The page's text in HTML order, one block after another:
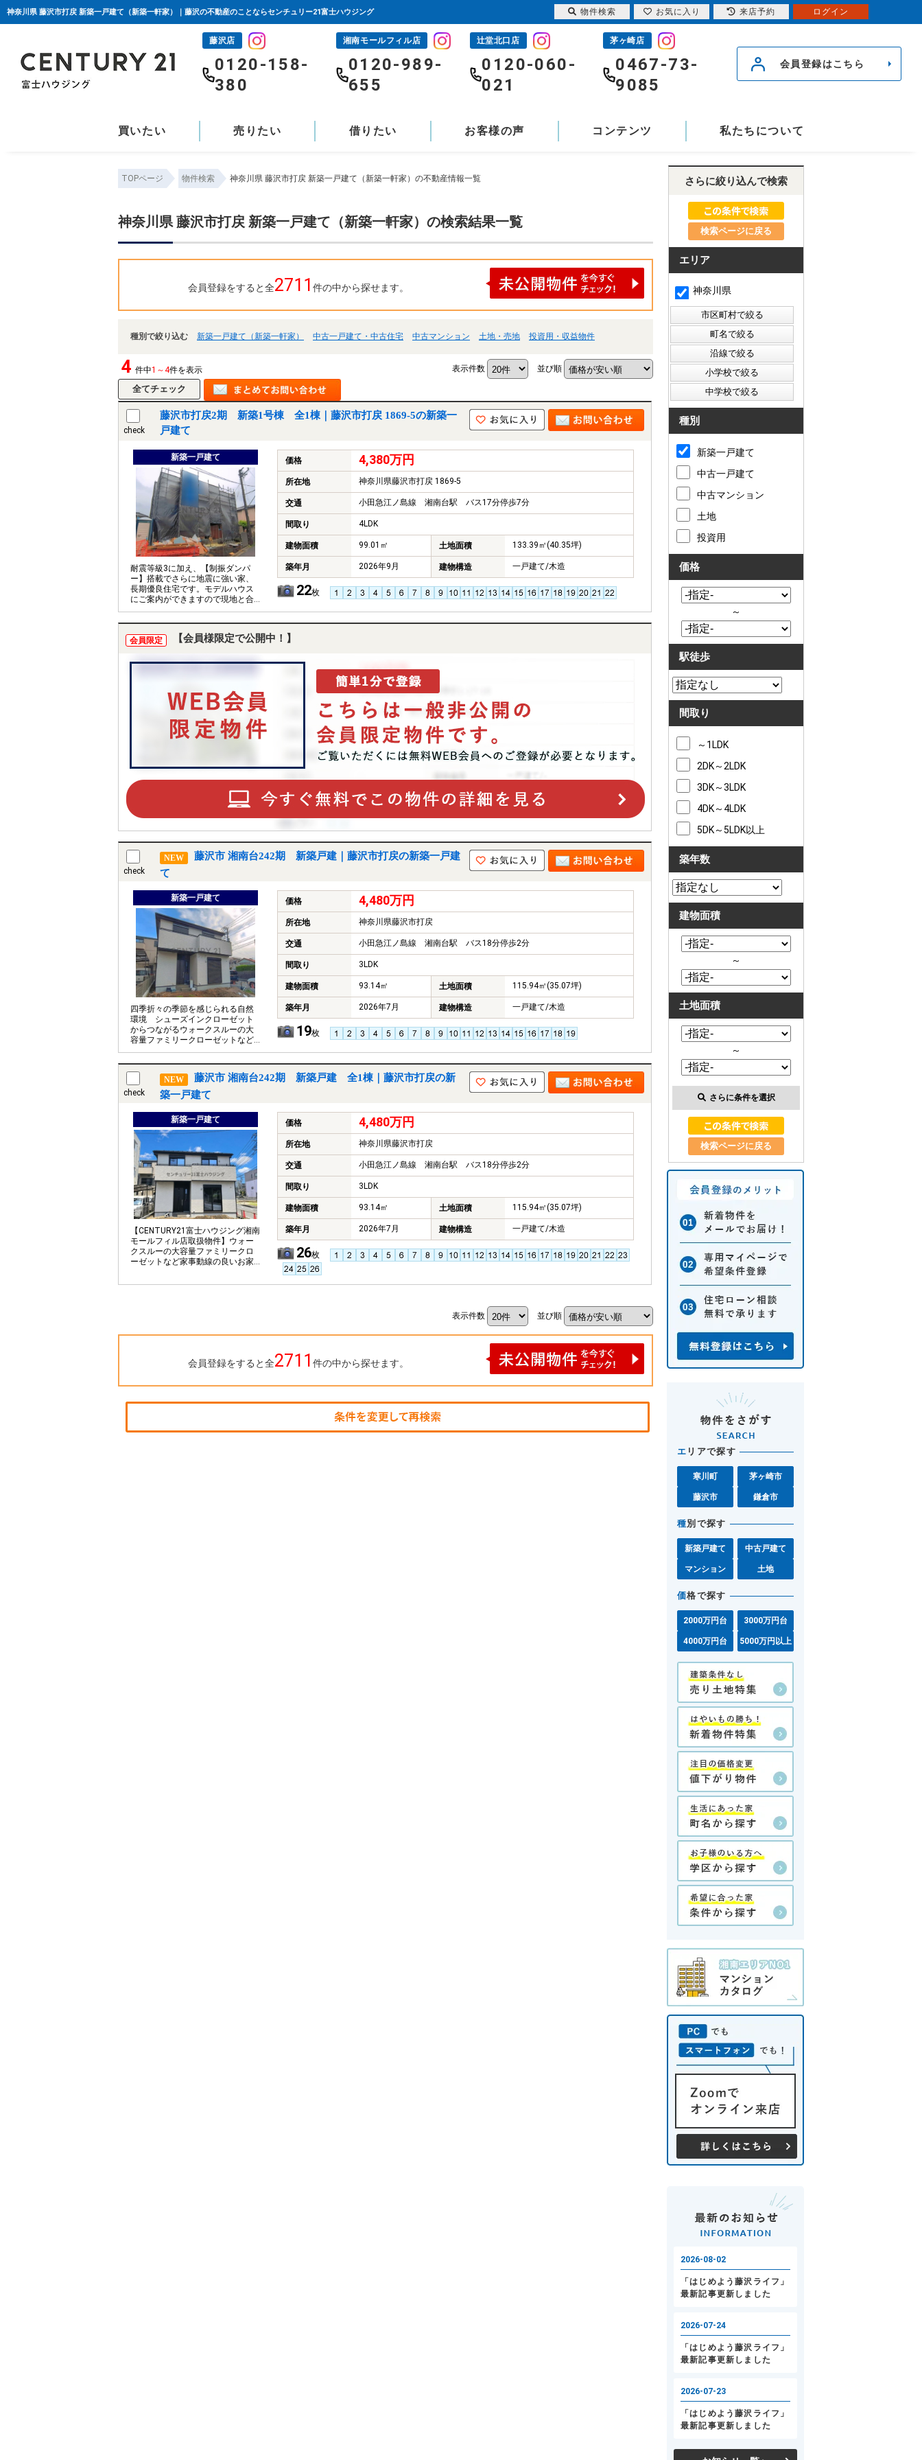
神奈川県 藤沢市打戻 新築一戸建て（新築一軒家）｜藤沢の不動産のことならセンチュリー21富士ハウジング
藤沢店
0120-158-
380
湘南モールフィル店
0120-989-
655
辻堂北口店
0120-060-
021
茅ヶ崎店
0467-73-
9085
会員登録はこちら
買いたい 売りたい 借りたい お客様の声 コンテンツ 私たちについて
TOPページ 物件検索 神奈川県 藤沢市打戻 新築一戸建て（新築一軒家）の不動産情報一覧
神奈川県 藤沢市打戻 新築一戸建て（新築一軒家）の検索結果一覧
会員登録をすると全2711 件の中から探せます。
種別で絞り込む 新築一戸建て（新築一軒家） 中古一戸建て・中古住宅 中古マンション 土地・売地 投資用・収益物件
4 件中1～4件を表示 表示件数 並び順
check
藤沢市打戻2期 新築1号棟 全1棟｜藤沢市打戻 1869-5の新築一
戸建て
新築一戸建て
耐震等級3に加え、【制振ダンパ
ー】搭載でさらに地震に強い家、
長期優良住宅です。モデルハウス
にご案内ができますので現地と合
わせて是非ご覧くださいませ。
価格 4,380万円
所在地 神奈川県藤沢市打戻 1869-5
交通 小田急江ノ島線 湘南台駅 バス17分停歩7分
間取り 4LDK
建物面積 99.01㎡ 土地面積 133.39㎡(40.35坪)
築年月 2026年9月 建物構造 一戸建て/木造
22枚
会員限定 【会員様限定で公開中！】
check
NEW
藤沢市 湘南台242期 新築戸建｜藤沢市打戻の新築一戸建
て
新築一戸建て
四季折々の季節を感じられる自然
環境 シューズインクローゼット
からつながるウォークスルーの大
容量ファミリークローゼットなど
家事動線の良い間取りです
価格 4,480万円
所在地 神奈川県藤沢市打戻
交通 小田急江ノ島線 湘南台駅 バス18分停歩2分
間取り 3LDK
建物面積 93.14㎡ 土地面積 115.94㎡(35.07坪)
築年月 2026年7月 建物構造 一戸建て/木造
19枚
check
NEW
藤沢市 湘南台242期 新築戸建 全1棟｜藤沢市打戻の新
築一戸建て
新築一戸建て
【CENTURY21富士ハウジング湘南
モールフィル店取扱物件】ウォー
クスルーの大容量ファミリークロ
ーゼットなど家事動線の良いお家
価格 4,480万円
所在地 神奈川県藤沢市打戻
交通 小田急江ノ島線 湘南台駅 バス18分停歩2分
間取り 3LDK
建物面積 93.14㎡ 土地面積 115.94㎡(35.07坪)
築年月 2026年7月 建物構造 一戸建て/木造
26枚
表示件数 並び順
会員登録をすると全2711 件の中から探せます。
さらに絞り込んで検索
検索ページに戻る
エリア
神奈川県
種別
新築一戸建て
中古一戸建て
中古マンション
土地
投資用
価格
～
駅徒歩
間取り
～1LDK
2DK～2LDK
3DK～3LDK
4DK～4LDK
5DK～5LDK以上
築年数
建物面積
～
土地面積
～
さらに条件を選択
検索ページに戻る
エ リアで探す
寒川町 茅ヶ崎市
藤沢市 鎌倉市
種別で探す
新築戸建て 中古戸建て
マンション 土地
価格で探す
2000万円台 3000万円台
4000万円台 5000万円以上
物件検索 お気に入り 来店予約 ログイン